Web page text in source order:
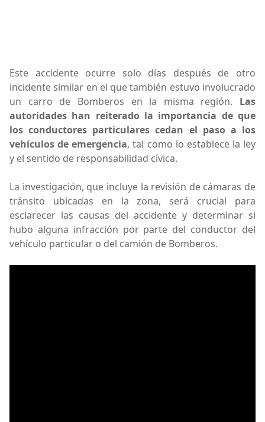
Este accidente ocurre solo días después de otro
incidente similar en el que también estuvo involucrado
un carro de Bomberos en la misma región. Las
autoridades han reiterado la importancia de que
los conductores particulares cedan el paso a los
vehículos de emergencia, tal como lo establece la ley
y el sentido de responsabilidad cívica.
La investigación, que incluye la revisión de cámaras de
tránsito ubicadas en la zona, será crucial para
esclarecer las causas del accidente y determinar si
hubo alguna infracción por parte del conductor del
vehículo particular o del camión de Bomberos.